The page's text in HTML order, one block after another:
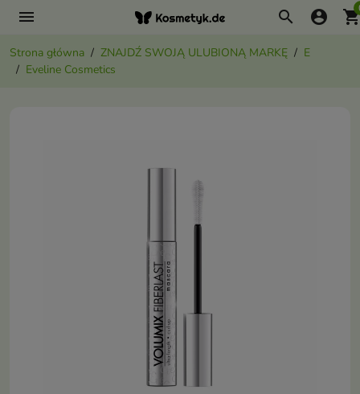
menu search account_circle
Strona główna ZNAJDŹ SWOJĄ ULUBIONĄ MARKĘ
E
Eveline Cosmetics